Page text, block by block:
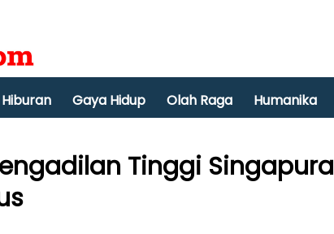
Hiburan Gaya Hidup Olah Raga Humanika
Tinggi Singapura